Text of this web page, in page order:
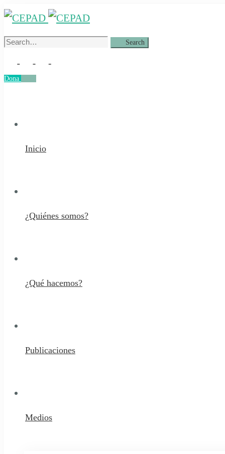
Search
Search
Dona
Inicio
¿Quiénes somos?
¿Qué hacemos?
Publicaciones
Medios